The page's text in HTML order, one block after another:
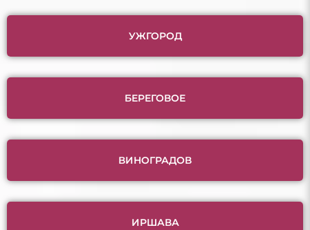
УЖГОРОД
БЕРЕГОВОЕ
ВИНОГРАДОВ
ИРШАВА